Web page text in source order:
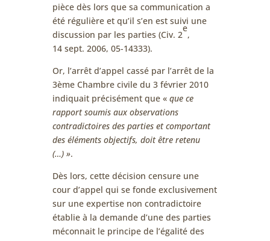
pièce dès lors que sa communication a
été régulière et qu’il s’en est suivi une
discussion par les parties (Civ. 2
e
,
14 sept. 2006, 05-14333).
Or, l’arrêt d’appel cassé par l’arrêt de la
3ème Chambre civile du 3 février 2010
indiquait précisément que «que ce
rapport soumis aux observations
contradictoires des parties et comportant
des éléments objectifs, doit être retenu
(…) ».
Dès lors, cette décision censure une
cour d’appel qui se fonde exclusivement
sur une expertise non contradictoire
établie à la demande d’une des parties
méconnait le principe de l’égalité des